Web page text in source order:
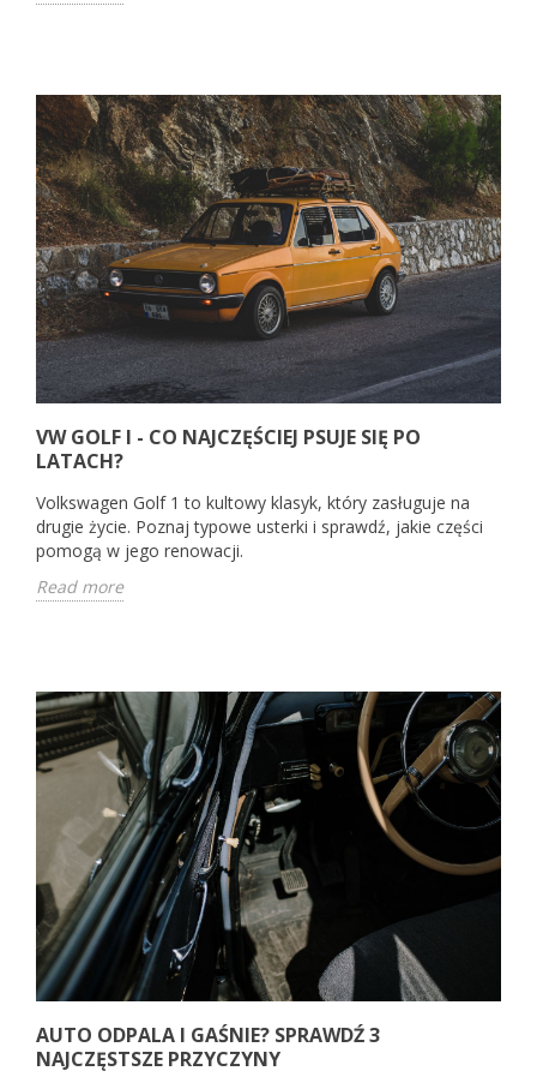
VW GOLF I - CO NAJCZĘŚCIEJ PSUJE SIĘ PO
LATACH?
Volkswagen Golf 1 to kultowy klasyk, który zasługuje na
drugie życie. Poznaj typowe usterki i sprawdź, jakie części
pomogą w jego renowacji.
Read more
AUTO ODPALA I GAŚNIE? SPRAWDŹ 3
NAJCZĘSTSZE PRZYCZYNY